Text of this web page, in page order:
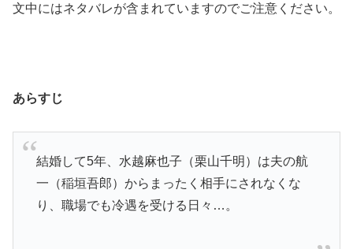
文中にはネタバレが含まれていますのでご注意ください。
あらすじ
結婚して5年、水越麻也子（栗山千明）は夫の航
一（稲垣吾郎）からまったく相手にされなくな
り、職場でも冷遇を受ける日々…。